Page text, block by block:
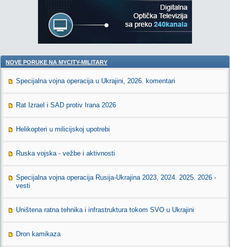
NOVE PORUKE NA MYCITY-MILITARY
Specijalna vojna operacija u Ukrajini, 2026. komentari
Rat Izrael i SAD protiv Irana 2026
Helikopteri u milicijskoj upotrebi
Ruska vojska - vežbe i aktivnosti
Specijalna vojna operacija Rusija-Ukrajina 2023, 2024. 2025. 2026 -
vesti
Uništena ratna tehnika i infrastruktura tokom SVO u Ukrajini
Dron kamikaza